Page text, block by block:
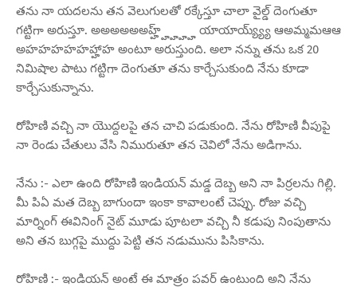
తను నా యదలను తన వెలుగులతో రక్కేస్తూ చాలా వైల్డ్ దెంగుతూ
గట్టిగా అరుస్తూ. అఅఅఅఅఅహ్హ్హ్హ్హ్హ్ యాయాయ్య్య్య్ ఆఅమ్మమఆఆ
అహహహహహహ్హాహ అంటూ అరుస్తుంది. అలా నన్ను తను ఒక 20
నిమిషాల పాటు గట్టిగా దెంగుతూ తను కార్చేసుకుంది నేను కూడా
కార్చేసుకున్నాను.
రోహిణి వచ్చి నా యొద్దలపై తన చాచి పడుకుంది. నేను రోహిణి వీపుపై
నా రెండు చేతులు వేసి నిమురుతూ తన చెవిలో నేను అడిగాను.
నేను :- ఎలా ఉంది రోహిణి ఇండియన్ మడ్డ దెబ్బ అని నా పిర్రలను గిల్లి.
మీ పిఏ మత దెబ్బ బాగుందా ఇంకా కావాలంటే చెప్పు. రోజు వచ్చి
మార్నింగ్ ఈవినింగ్ నైట్ మూడు పూటలా వచ్చి నీ కడుపు నింపుతాను
అని తన బుగ్గపై ముద్దు పెట్టి తన నడుమును పిసికాను.
రోహిణి :- ఇండియన్ అంటే ఈ మాత్రం పవర్ ఉంటుంది అని నేను